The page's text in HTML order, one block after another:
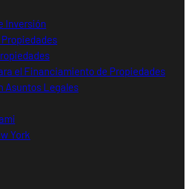
Inversión
el Financiamiento de Propiedades
Asuntos Legales
York